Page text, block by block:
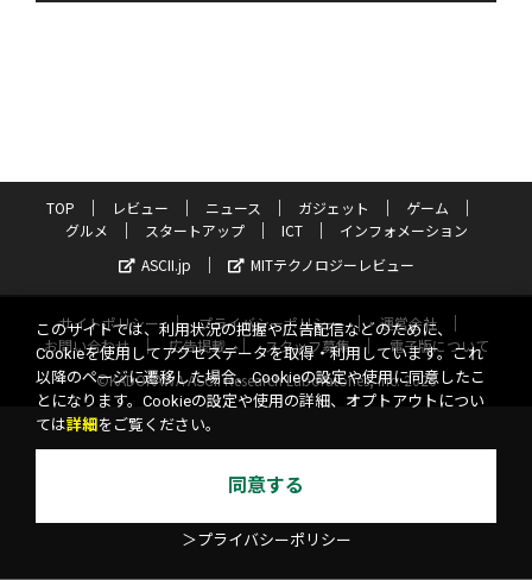
TOP レビュー ニュース ガジェット
ゲーム
グルメ
スタートアップ ICT
インフォメーション
ASCII.jp
MITテクノロジーレビュー
サイトポリシー プライバシーポリシー
運営会社
お問い合わせ
広告掲載 スタッフ募集
電子版について
©KADOKAWA ASCII Research Laboratories, Inc. 2026
このサイトでは、利用状況の把握や広告配信などのために、
Cookieを使用してアクセスデータを取得・利用しています。これ
以降のページに遷移した場合、Cookieの設定や使用に同意したこ
とになります。Cookieの設定や使用の詳細、オプトアウトについ
ては詳細 をご覧ください。
同意する
＞プライバシーポリシー